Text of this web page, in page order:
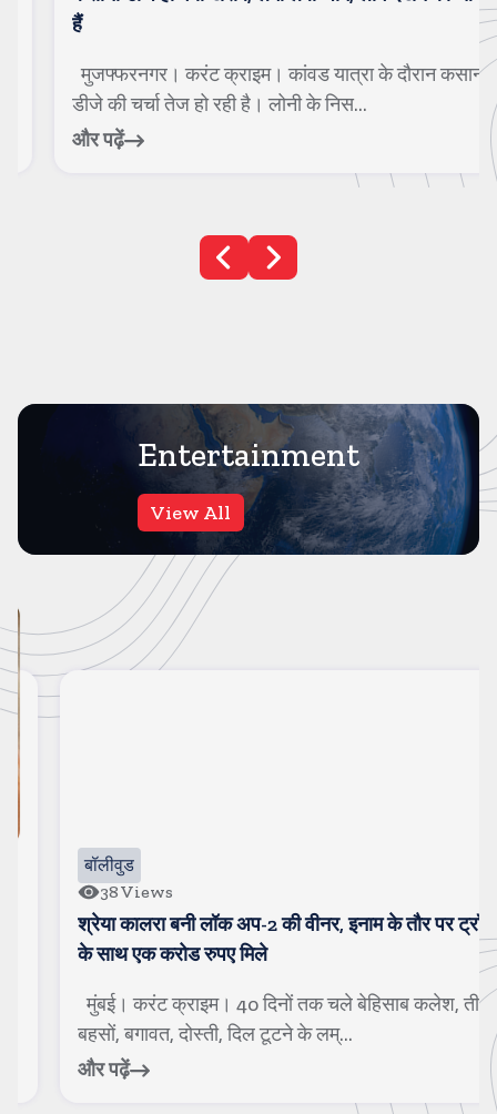
मुजफ्फरनगर। करंट क्राइम। कांवड यात्रा के दौरान कसाना
डीजे की चर्चा तेज हो रही है। लोनी के निस...
और पढ़ें
Entertainment
View All
बॉलीवुड
Views
श्रेया कालरा बनी लॉक अप-2 की वीनर, इनाम के तौर पर ट्रॉफी
के साथ एक करोड रुपए मिले
मुंबई। करंट क्राइम। 40 दिनों तक चले बेहिसाब कलेश, तीखी
बहसों, बगावत, दोस्ती, दिल टूटने के लम्...
और पढ़ें